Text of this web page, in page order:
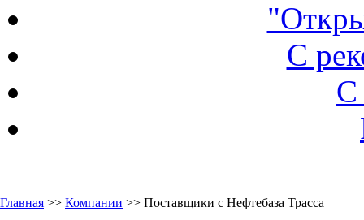
С
С
Главная >> Компании >> Поставщики с Нефтебаза Трасса